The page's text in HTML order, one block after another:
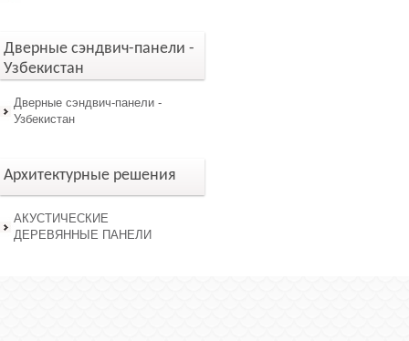
Дверные сэндвич-панели -
Узбекистан
Дверные сэндвич-панели -
Узбекистан
Архитектурные решения
АКУСТИЧЕСКИЕ
ДЕРЕВЯННЫЕ ПАНЕЛИ